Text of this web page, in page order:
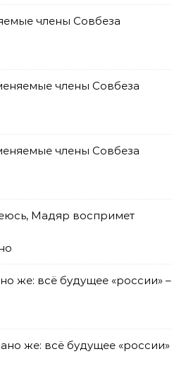
члены Совбеза
члены Совбеза
члены Совбеза
Мадяр воспримет
же: всё будущее «россии» –
же: всё будущее «россии»